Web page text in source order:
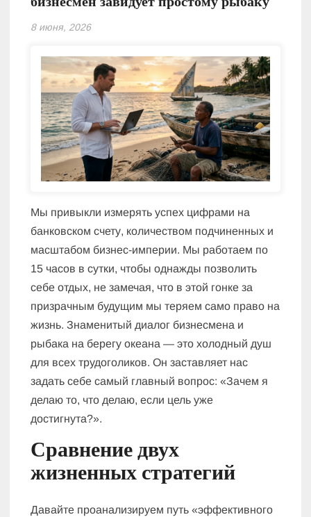
8 июня, 2026
Мы привыкли измерять успех цифрами на
банковском счету, количеством подчиненных и
масштабом бизнес-империи. Мы работаем по
15 часов в сутки, чтобы однажды позволить
себе отдых, не замечая, что в этой гонке за
призрачным будущим мы теряем само право на
жизнь. Знаменитый диалог бизнесмена и
рыбака на берегу океана — это холодный душ
для всех трудоголиков. Он заставляет нас
задать себе самый главный вопрос: «Зачем я
делаю то, что делаю, если цель уже
достигнута?».
Сравнение двух
жизненных стратегий
Давайте проанализируем путь «эффективного